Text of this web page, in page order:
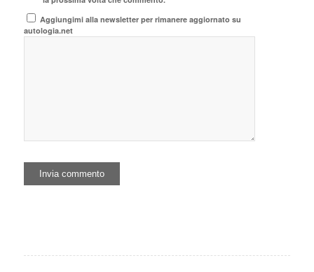
Aggiungimi alla newsletter per rimanere aggiornato su
autologia.net